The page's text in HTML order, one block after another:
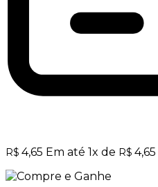
R$ 4,65 Em até 1x de R$ 4,65